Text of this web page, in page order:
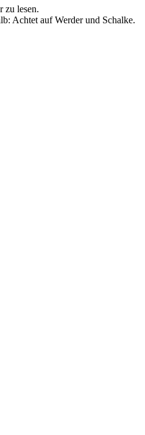
zu lesen.
Achtet auf Werder und Schalke.